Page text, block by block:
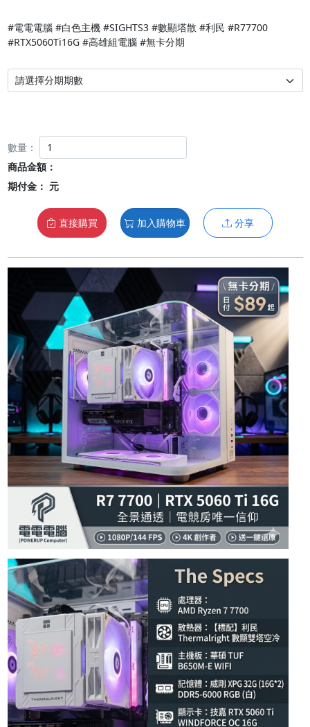
#電電電腦 #白色主機 #SIGHTS3 #數顯塔散 #利民 #R77700
數量：
商品金額：
期付金： 元
直接購買 加入購物車 分享